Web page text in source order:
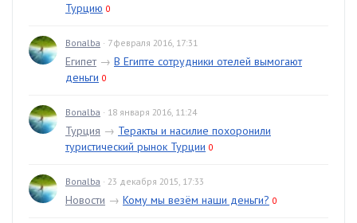
Турцию 0
Bonalba · 7 февраля 2016, 17:31
Египет→ В Египте сотрудники отелей вымогают
деньги 0
Bonalba · 18 января 2016, 11:24
Турция → Теракты и насилие похоронили
туристический рынок Турции 0
Bonalba · 23 декабря 2015, 17:33
Новости → Кому мы везём наши деньги? 0